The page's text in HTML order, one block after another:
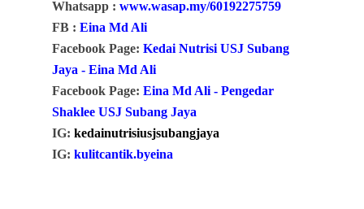
Whatsapp : www.wasap.my/60192275759
FB : Eina Md Ali
Facebook Page: Kedai Nutrisi USJ Subang
Jaya - Eina Md Ali
Facebook Page: Eina Md Ali - Pengedar
Shaklee USJ Subang Jaya
IG: kedainutrisiusjsubangjaya
IG: kulitcantik.byeina